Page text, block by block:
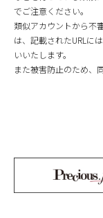
でご注意ください。
類似アカウントから不
は、記載されたURLに
いいたします。
また被害防止のため、